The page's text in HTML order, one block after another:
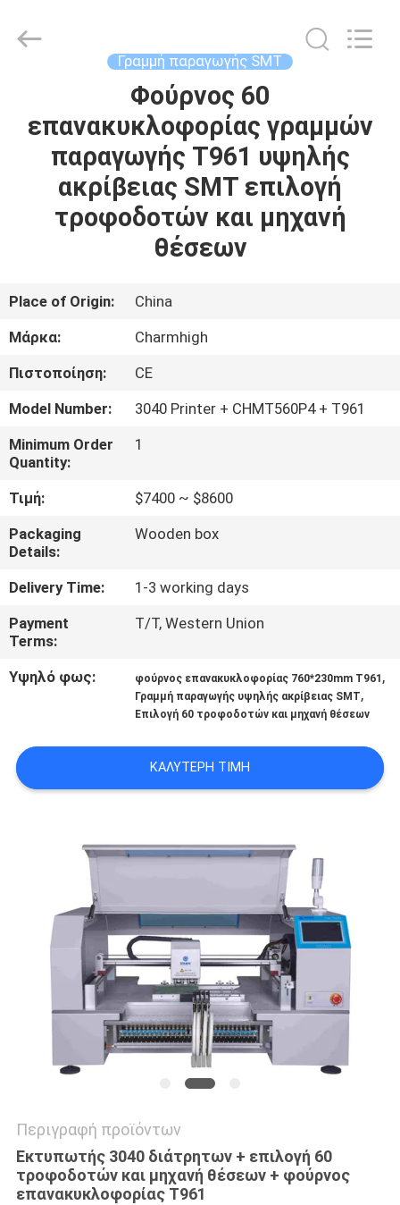
ΠΡΟΪΌΝΤΑ
ΒΊΝΤΕΟ
ΜΕ
ΕΜΆΣ
ΕΠΙΣΚΈΨΕΙΣ
ΣΤΟ
ΕΡΓΟΣΤΆΣΙΟ
ΈΛΕΓΧΟΣ
ΠΟΙΌΤΗΤΑΣ
ΕΠΙΚΟΙΝΩΝΉΣΤΕ
ΜΑΖΊ
ΜΑΣ
SHOPPING
ON
ΧΆΡΤΗΣ
ΙΣΤΟΣΕΛΊΔΑΣ
ΠΟΛΙΤΙΚΉ
ΑΠΟΡΡΉΤΟΥ
TECHNOLOGY
LIMITED.
Γραμμή παραγωγής SMT
Φούρνος 60
επανακυκλοφορίας γραμμών
παραγωγής T961 υψηλής
ακρίβειας SMT επιλογή
τροφοδοτών και μηχανή
θέσεων
Place of Origin:
China
Μάρκα:
Charmhigh
Πιστοποίηση:
CE
Model Number:
3040 Printer + CHMT560P4 + T961
Minimum Order
Quantity:
1
Τιμή:
$7400 ~ $8600
Packaging
Details:
Wooden box
Delivery Time:
1-3 working days
Payment
Terms:
T/T, Western Union
Υψηλό φως: φούρνος επανακυκλοφορίας 760*230mm T961 ,
Γραμμή παραγωγής υψηλής ακρίβειας SMT,
Επιλογή 60 τροφοδοτών και μηχανή θέσεων
ΚΑΛΎΤΕΡΗ ΤΙΜΉ
Περιγραφή προϊόντων
Εκτυπωτής 3040 διάτρητων + επιλογή 60
τροφοδοτών και μηχανή θέσεων + φούρνος
επανακυκλοφορίας T961